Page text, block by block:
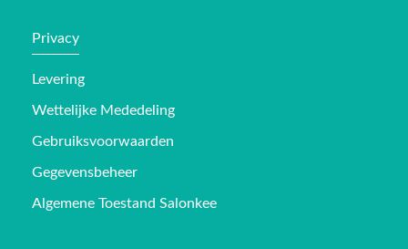
Privacy
Levering
Wettelijke Mededeling
Gebruiksvoorwaarden
Gegevensbeheer
Algemene Toestand Salonkee